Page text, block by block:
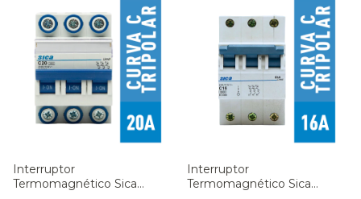
Interruptor
Termomagnético Sica
Interruptor
Termomagnético Sica